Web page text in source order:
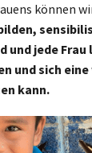
können
und jede
und sich
kann.